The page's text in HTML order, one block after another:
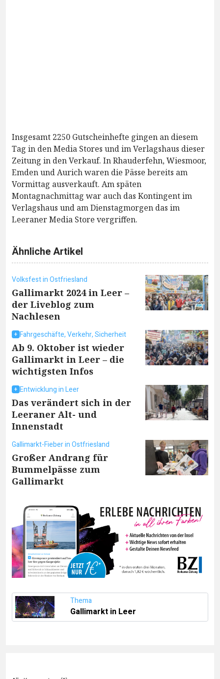
Insgesamt 2250 Gutscheinhefte gingen an diesem
Tag in den Media Stores und im Verlagshaus dieser
Zeitung in den Verkauf. In Rhauderfehn, Wiesmoor,
Emden und Aurich waren die Pässe bereits am
Vormittag ausverkauft. Am späten
Montagnachmittag war auch das Kontingent im
Verlagshaus und am Dienstagmorgen das im
Leeraner Media Store vergriffen.
Ähnliche Artikel
Volksfest in Ostfriesland
Gallimarkt 2024 in Leer –
der Liveblog zum
Nachlesen
Fahrgeschäfte, Verkehr, Sicherheit
Ab 9. Oktober ist wieder
Gallimarkt in Leer – die
wichtigsten Infos
Entwicklung in Leer
Das verändert sich in der
Leeraner Alt- und
Innenstadt
Gallimarkt-Fieber in Ostfriesland
Großer Andrang für
Bummelpässe zum
Gallimarkt
Thema
Gallimarkt in Leer